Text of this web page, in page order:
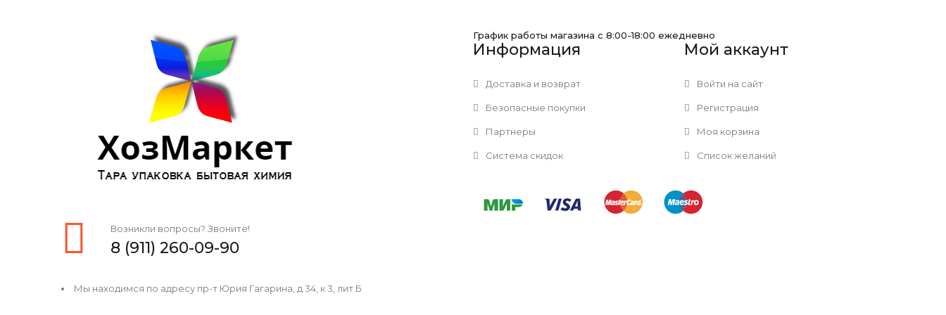
Возникли вопросы? Звоните!
8 (911) 260-09-90
Мы находимся по адресу пр-т Юрия Гагарина, д 34, к 3, лит Б
График работы магазина с 8:00-18:00 ежедневно
Информация
Доставка и возврат
Безопасные покупки
Партнеры
Система скидок
Мой аккаунт
Войти на сайт
Регистрация
Моя корзина
Список желаний